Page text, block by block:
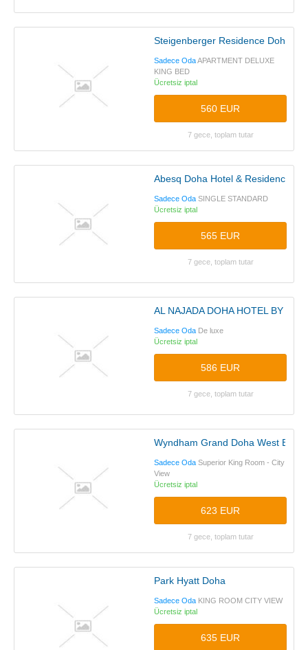
Steigenberger Residence Doha
Sadece OdaAPARTMENT DELUXE
KING BED
Ücretsiz iptal
560 EUR
7 gece, toplam tutar
Abesq Doha Hotel & Residences
Sadece Oda SINGLE STANDARD
Ücretsiz iptal
565 EUR
7 gece, toplam tutar
AL NAJADA DOHA HOTEL BY
Sadece Oda De luxe
Ücretsiz iptal
586 EUR
7 gece, toplam tutar
Wyndham Grand Doha West Bay
Sadece Oda Superior King Room - City
View
Ücretsiz iptal
623 EUR
7 gece, toplam tutar
Park Hyatt Doha
Sadece Oda KING ROOM CITY VIEW
Ücretsiz iptal
635 EUR